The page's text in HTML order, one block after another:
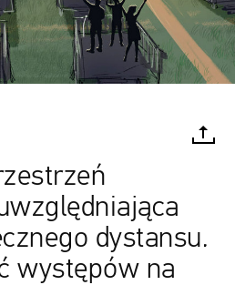
dystansu.
występów na
TWITTER PINTEREST MAIL